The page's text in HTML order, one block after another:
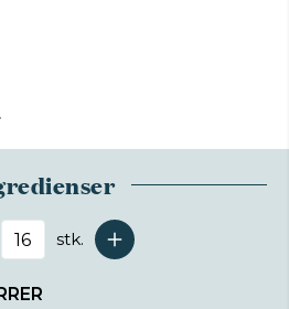
Antal serveringer
stk.